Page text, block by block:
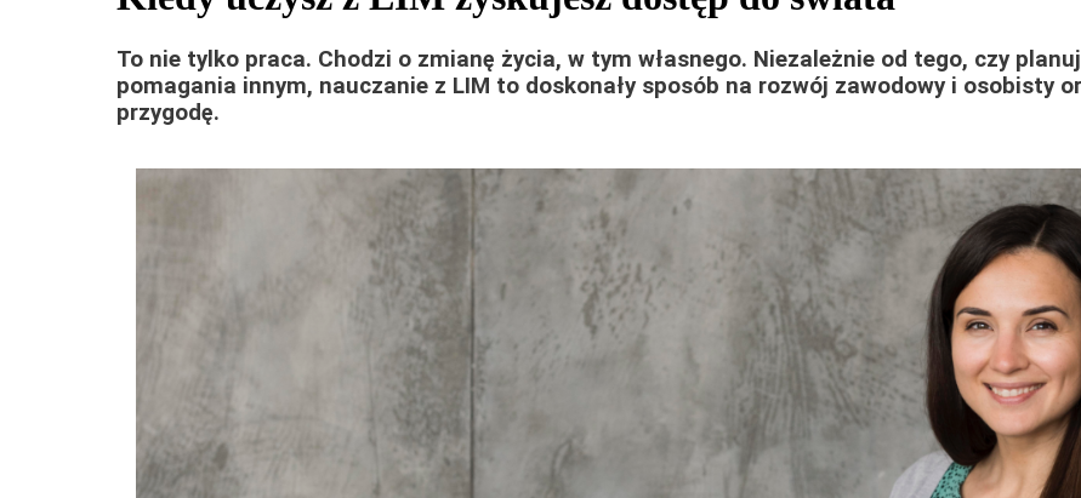
To nie tylko praca. Chodzi o zmianę życia, w tym własnego. Niezależnie od tego, czy
pomagania innym, nauczanie z LIM to doskonały sposób na rozwój zawodowy i osobisty
przygodę.